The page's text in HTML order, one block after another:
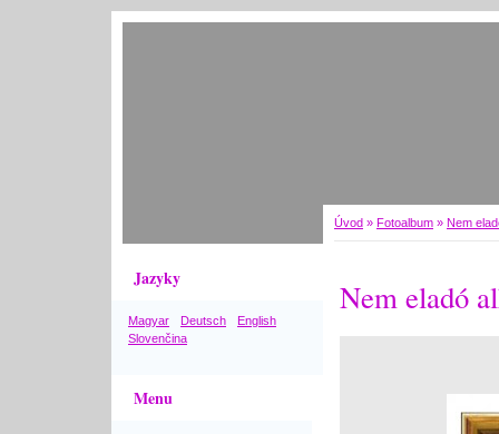
Jazyky
Magyar Deutsch
English
Slovenčina
Menu
Úvod » Fotoalbum » Nem
Nem eladó